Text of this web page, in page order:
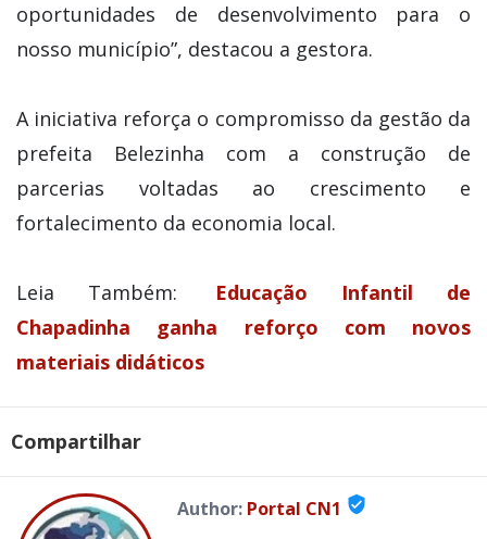
oportunidades de desenvolvimento para o
nosso município”, destacou a gestora.
A iniciativa reforça o compromisso da gestão da
prefeita Belezinha com a construção de
parcerias voltadas ao crescimento e
fortalecimento da economia local.
Leia Também:
Educação Infantil de
Chapadinha ganha reforço com novos
materiais didáticos
Compartilhar
Author: Portal CN1 verified_user